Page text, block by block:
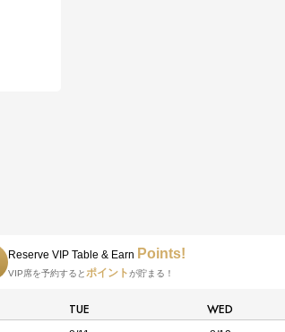
Reserve VIP Table & Earn Points!
VIP席を予約すると ポイント が貯まる！
TUE WED